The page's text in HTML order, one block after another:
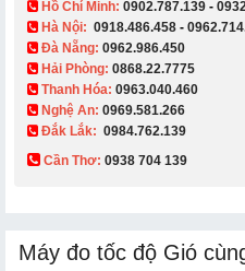
​ Hồ Chí Minh: 0902.787.139 -
Hà Nội: 0918.486.458 -
Đà Nẵng: 0962.986.450
Hải Phòng: 0868.22.7775
Thanh Hóa: 0963.040.460
Nghệ An: 0969.581.266
Đắk Lắk: 0984.762.139
Cần Thơ: 0938 704 139​
Máy đo tốc độ Gió